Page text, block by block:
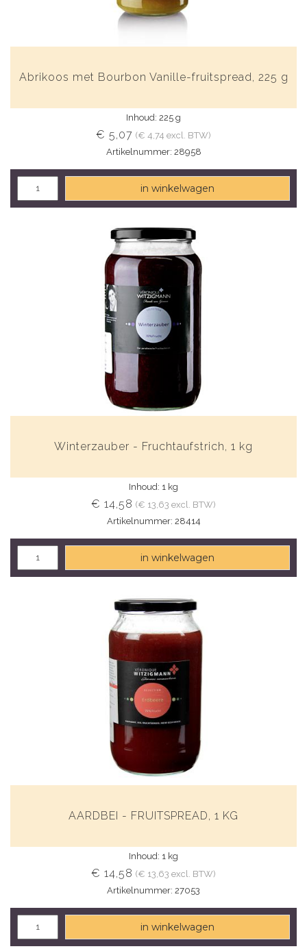
Abrikoos met Bourbon Vanille-fruitspread, 225 g
Inhoud: 225 g
€ 5,07 (€ 4,74 excl. BTW)
Artikelnummer: 28958
in winkelwagen
Winterzauber - Fruchtaufstrich, 1 kg
Inhoud: 1 kg
€ 14,58 (€ 13,63 excl. BTW)
Artikelnummer: 28414
in winkelwagen
AARDBEI - FRUITSPREAD, 1 KG
Inhoud: 1 kg
€ 14,58 (€ 13,63 excl. BTW)
Artikelnummer: 27053
in winkelwagen